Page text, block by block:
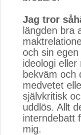
Jag tror
längden bra
och sin
ideologi
bekväm och
medvetet
självkritisk
uddlös. Allt
interndebatt
mig.